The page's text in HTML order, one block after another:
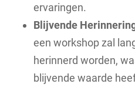
ervaringen.
Blijvende
een workshop zal
herinnerd worden,
blijvende waarde